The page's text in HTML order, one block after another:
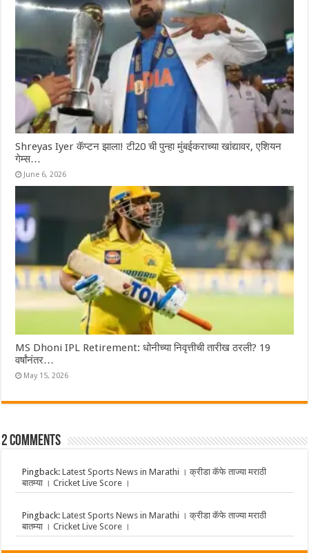
Shreyas Iyer कॅप्टन झाला! टी20 ची पुन्हा मुंबईकराच्या खांद्यावर, एशियन
गेम्स…
June 6, 2026
MS Dhoni IPL Retirement: धोनीच्या निवृत्तीची तारीख ठरली? 19
वर्षांनंतर…
May 15, 2026
2 comments
Pingback:Latest Sports News in Marathi । क्रीडा कॅफे ताज्या मराठी
बातम्या । Cricket Live Score ।
Pingback:Latest Sports News in Marathi । क्रीडा कॅफे ताज्या मराठी
बातम्या । Cricket Live Score ।